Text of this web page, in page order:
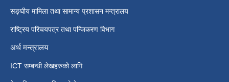
सङ्घीय मामिला तथा सामान्य प्रशासन मन्त्रालय
राष्ट्रिय परिचयपत्र तथा पन्जिकरण विभाग
अर्थ मन्त्रालय
ICT सम्बन्धी लेखहरुको लागि